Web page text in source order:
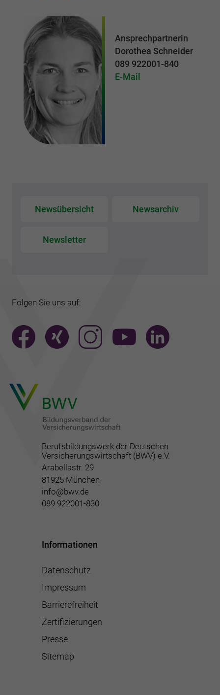
Ansprechpartnerin
Dorothea Schneider
089 922001-840
E-Mail
Newsübersicht Newsarchiv
Newsletter
Folgen Sie uns auf:
Berufsbildungswerk der Deutschen
Versicherungswirtschaft (BWV) e.V.
Arabellastr. 29
81925 München
info@bwv.de
089 922001-830
Informationen
Datenschutz
Impressum
Barrierefreiheit
Zertifizierungen
Presse
Sitemap